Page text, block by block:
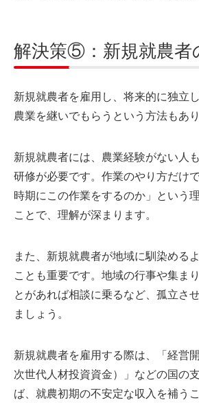
解決策⑤：新規就農者
新規就農者を雇用し、将来的に独立
農業を継いでもらうという方法もあり
新規就農者には、農業経験がない人
研修が必要です。作業のやり方だけ
時期にこの作業をするのか」という
ことで、理解が深まります。
また、新規就農者が地域に馴染める
ことも重要です。地域の行事や集ま
とがあれば相談に乗るなど、孤立さ
ましょう。
新規就農者を雇用する際は、「経営
次世代人材投資資金）」などの国の
ば、就農初期の不安定な収入を補う